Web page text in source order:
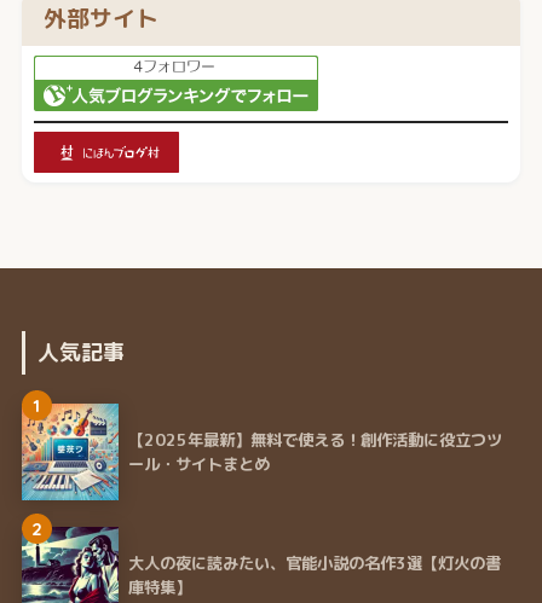
外部サイト
人気記事
1
【2025年最新】無料で使える！創作活動に役立つツ
ール・サイトまとめ
2
大人の夜に読みたい、官能小説の名作3選【灯火の書
庫特集】